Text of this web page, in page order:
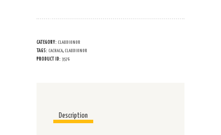
CATEGORY: CLAUDIONOR
TAGS: CACHACA, CLAUDIONOR
PRODUCT ID: 3576
Description